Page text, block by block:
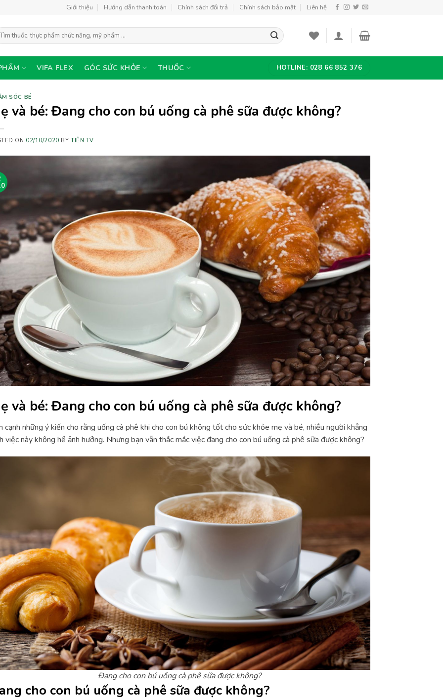
Giới thiệu Hướng dẫn thanh toán Chính sách đổi trả Chính sách bảo mật Liên hệ
VIFA FLEX GÓC SỨC KHỎE THUỐC HOTLINE: 028 66 852 376
SÓC BÉ
và bé: Đang cho con bú uống cà phê sữa được không?
ON 02/10/2020 BY TIÊN TV
và bé: Đang cho con bú uống cà phê sữa được không?
cạnh những ý kiến cho rằng uống cà phê khi cho con bú không tốt cho sức khỏe mẹ và bé, nhiều người khẳng
việc này không hề ảnh hưởng. Nhưng bạn vẫn thắc mắc việc đang cho con bú uống cà phê sữa được không?
Đang cho con bú uống cà phê sữa được không?
cho con bú uống cà phê sữa được không?